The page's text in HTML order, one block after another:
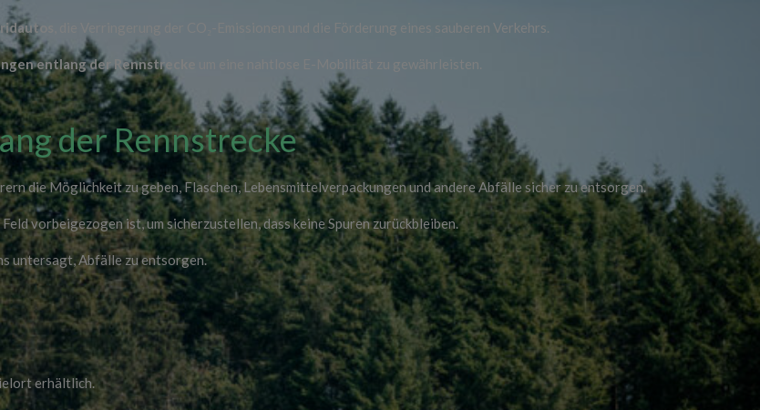
, die Verringerung der CO₂-Emissionen und die Förderung eines sauberen Verkehrs.
entlang der Rennstrecke um eine nahtlose E-Mobilität zu gewährleisten.
der Rennstrecke
die Möglichkeit zu geben, Flaschen, Lebensmittelverpackungen und andere Abfälle sicher zu entsorgen.
vorbeigezogen ist, um sicherzustellen, dass keine Spuren zurückbleiben.
untersagt, Abfälle zu entsorgen.
erhältlich.